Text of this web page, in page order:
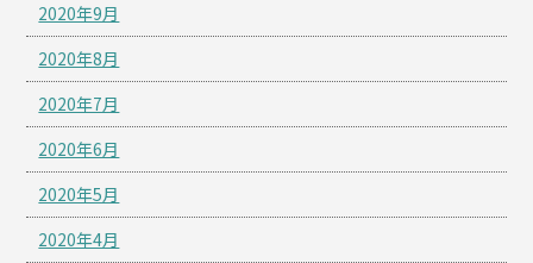
2020年9月
2020年8月
2020年7月
2020年6月
2020年5月
2020年4月